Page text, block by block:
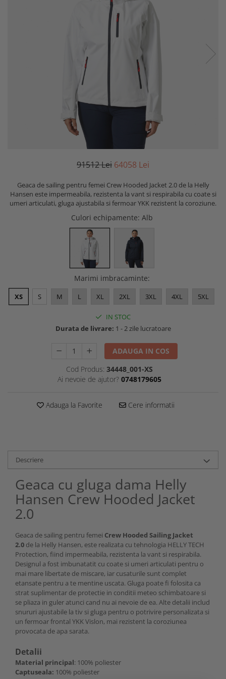
91512Lei 64058 Lei
Geaca de sailing pentru femei Crew Hooded Jacket 2.0 de la Helly
Hansen este impermeabila, rezistenta la vant si respirabila cu coate si
umeri articulati, gluga ajustabila si fermoar YKK rezistent la coroziune.
Culori echipamente: Alb
Marimi imbracaminte:
XS S M L XL 2XL 3XL 4XL 5XL
IN STOC
Durata de livrare: 1 - 2 zile lucratoare
ADAUGA IN COS
Cod Produs: 34448_001-XS
Ai nevoie de ajutor? 0748179605
Adauga la Favorite Cere informatii
Descriere
Geaca cu gluga dama Helly
Hansen Crew Hooded Jacket
2.0
Geaca de sailing pentru femei Crew Hooded Sailing Jacket
2.0 de la Helly Hansen, este realizata cu tehnologia HELLY TECH
Protection, fiind impermeabila, rezistenta la vant si respirabila.
Designul a fost imbunatatit cu coate si umeri articulati pentru o
mai mare libertate de miscare, iar cusaturile sunt complet
etansate pentru a te mentine uscata. Gluga poate fi folosita ca
strat suplimentar de protectie in conditii meteo schimbatoare si
se pliaza in guler atunci cand nu ai nevoie de ea. Alte detalii includ
snururi ajustabile la tiv si gluga pentru o potrivire personalizata si
un fermoar frontal YKK Vislon, mai rezistent la coroziunea
provocata de apa sarata.
Detalii
Material principal: 100% poliester
Captuseala: 100% poliester